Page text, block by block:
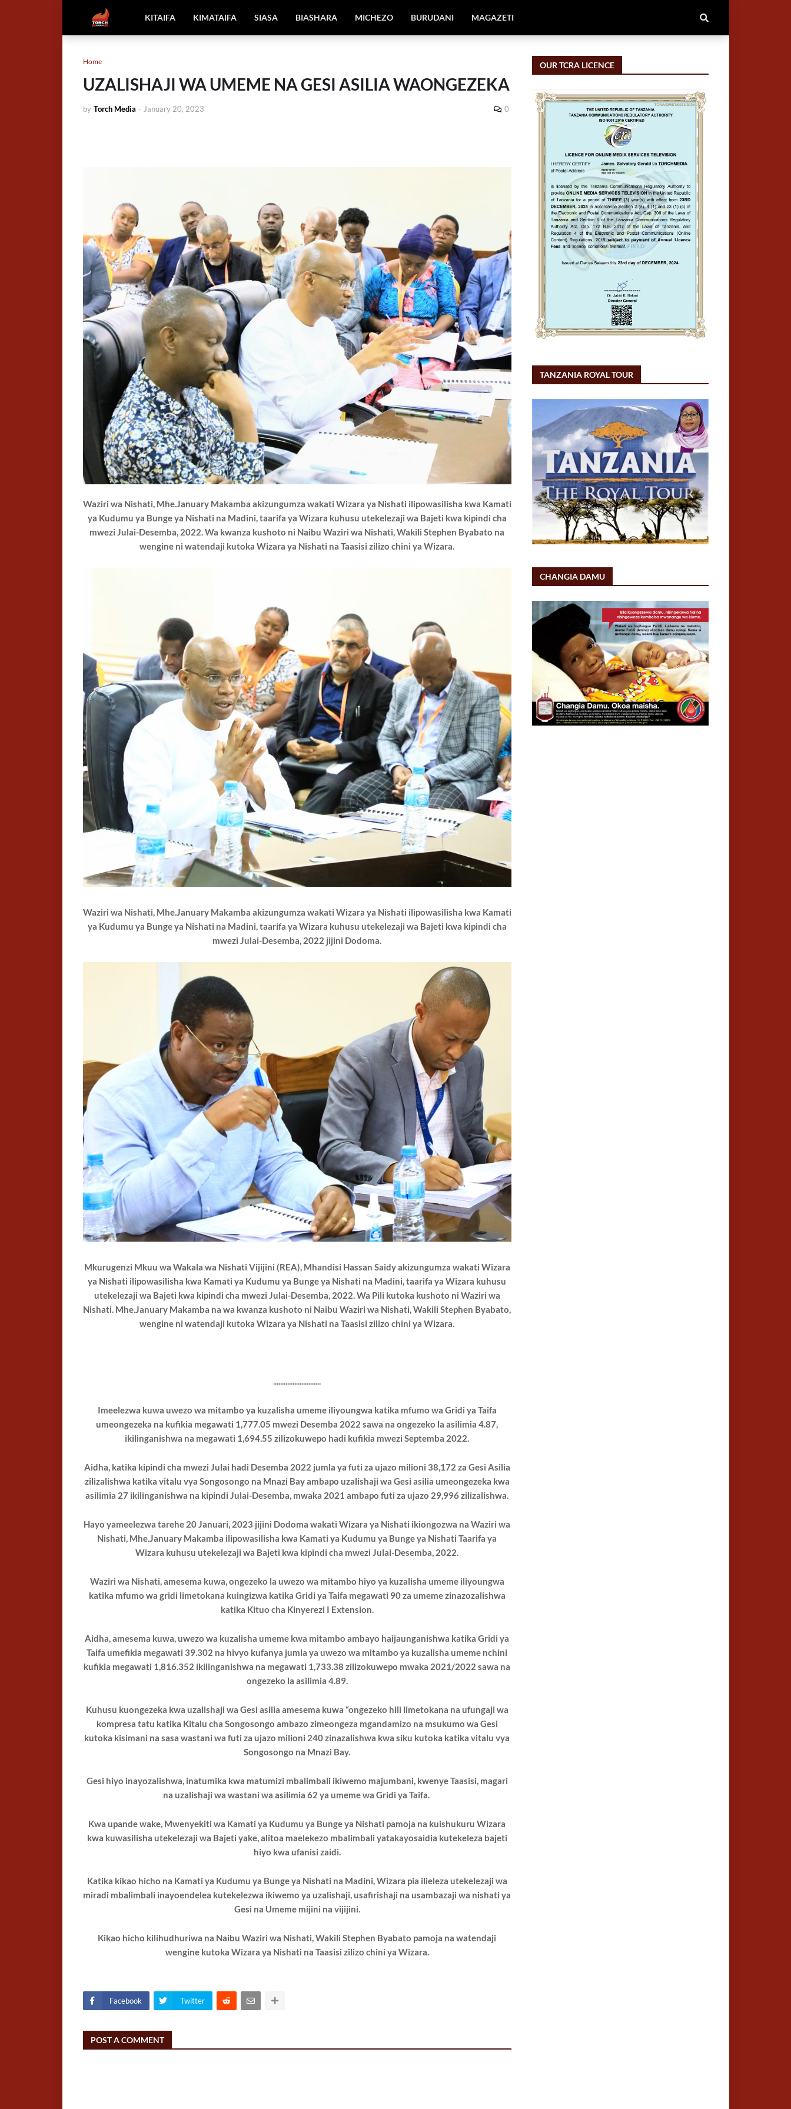
KITAIFA KIMATAIFA SIASA BIASHARA MICHEZO BURUDANI MAGAZETI
Home
UZALISHAJI WA UMEME NA GESI ASILIA WAONGEZEKA
by Torch Media - January 20, 2023 0
Waziri wa Nishati, Mhe.January Makamba akizungumza wakati Wizara ya Nishati ilipowasilisha kwa Kamati
ya Kudumu ya Bunge ya Nishati na Madini, taarifa ya Wizara kuhusu utekelezaji wa Bajeti kwa kipindi cha
mwezi Julai-Desemba, 2022. Wa kwanza kushoto ni Naibu Waziri wa Nishati, Wakili Stephen Byabato na
wengine ni watendaji kutoka Wizara ya Nishati na Taasisi zilizo chini ya Wizara.
Waziri wa Nishati, Mhe.January Makamba akizungumza wakati Wizara ya Nishati ilipowasilisha kwa Kamati
ya Kudumu ya Bunge ya Nishati na Madini, taarifa ya Wizara kuhusu utekelezaji wa Bajeti kwa kipindi cha
mwezi Julai-Desemba, 2022 jijini Dodoma.
Mkurugenzi Mkuu wa Wakala wa Nishati Vijijini (REA), Mhandisi Hassan Saidy akizungumza wakati Wizara
ya Nishati ilipowasilisha kwa Kamati ya Kudumu ya Bunge ya Nishati na Madini, taarifa ya Wizara kuhusu
utekelezaji wa Bajeti kwa kipindi cha mwezi Julai-Desemba, 2022. Wa Pili kutoka kushoto ni Waziri wa
Nishati. Mhe.January Makamba na wa kwanza kushoto ni Naibu Waziri wa Nishati, Wakili Stephen Byabato,
wengine ni watendaji kutoka Wizara ya Nishati na Taasisi zilizo chini ya Wizara.
...........................
Imeelezwa kuwa uwezo wa mitambo ya kuzalisha umeme iliyoungwa katika mfumo wa Gridi ya Taifa
umeongezeka na kufikia megawati 1,777.05 mwezi Desemba 2022 sawa na ongezeko la asilimia 4.87,
ikilinganishwa na megawati 1,694.55 zilizokuwepo hadi kufikia mwezi Septemba 2022.
Aidha, katika kipindi cha mwezi Julai hadi Desemba 2022 jumla ya futi za ujazo milioni 38,172 za Gesi Asilia
zilizalishwa katika vitalu vya Songosongo na Mnazi Bay ambapo uzalishaji wa Gesi asilia umeongezeka kwa
asilimia 27 ikilinganishwa na kipindi Julai-Desemba, mwaka 2021 ambapo futi za ujazo 29,996 zilizalishwa.
Hayo yameelezwa tarehe 20 Januari, 2023 jijini Dodoma wakati Wizara ya Nishati ikiongozwa na Waziri wa
Nishati, Mhe.January Makamba ilipowasilisha kwa Kamati ya Kudumu ya Bunge ya Nishati Taarifa ya
Wizara kuhusu utekelezaji wa Bajeti kwa kipindi cha mwezi Julai-Desemba, 2022.
Waziri wa Nishati, amesema kuwa, ongezeko la uwezo wa mitambo hiyo ya kuzalisha umeme iliyoungwa
katika mfumo wa gridi limetokana kuingizwa katika Gridi ya Taifa megawati 90 za umeme zinazozalishwa
katika Kituo cha Kinyerezi I Extension.
Aidha, amesema kuwa, uwezo wa kuzalisha umeme kwa mitambo ambayo haijaunganishwa katika Gridi ya
Taifa umefikia megawati 39.302 na hivyo kufanya jumla ya uwezo wa mitambo ya kuzalisha umeme nchini
kufikia megawati 1,816.352 ikilinganishwa na megawati 1,733.38 zilizokuwepo mwaka 2021/2022 sawa na
ongezeko la asilimia 4.89.
Kuhusu kuongezeka kwa uzalishaji wa Gesi asilia amesema kuwa “ongezeko hili limetokana na ufungaji wa
kompresa tatu katika Kitalu cha Songosongo ambazo zimeongeza mgandamizo na msukumo wa Gesi
kutoka kisimani na sasa wastani wa futi za ujazo milioni 240 zinazalishwa kwa siku kutoka katika vitalu vya
Songosongo na Mnazi Bay.
Gesi hiyo inayozalishwa, inatumika kwa matumizi mbalimbali ikiwemo majumbani, kwenye Taasisi, magari
na uzalishaji wa wastani wa asilimia 62 ya umeme wa Gridi ya Taifa.
Kwa upande wake, Mwenyekiti wa Kamati ya Kudumu ya Bunge ya Nishati pamoja na kuishukuru Wizara
kwa kuwasilisha utekelezaji wa Bajeti yake, alitoa maelekezo mbalimbali yatakayosaidia kutekeleza bajeti
hiyo kwa ufanisi zaidi.
Katika kikao hicho na Kamati ya Kudumu ya Bunge ya Nishati na Madini, Wizara pia ilieleza utekelezaji wa
miradi mbalimbali inayoendelea kutekelezwa ikiwemo ya uzalishaji, usafirishaji na usambazaji wa nishati ya
Gesi na Umeme mijini na vijijini.
Kikao hicho kilihudhuriwa na Naibu Waziri wa Nishati, Wakili Stephen Byabato pamoja na watendaji
wengine kutoka Wizara ya Nishati na Taasisi zilizo chini ya Wizara.
Facebook Twitter
POST A COMMENT
OUR TCRA LICENCE
TANZANIA ROYAL TOUR
CHANGIA DAMU